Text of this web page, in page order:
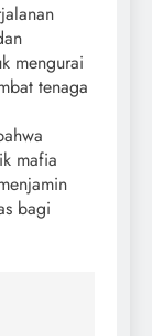
mengurai
tenaga
mafia
bagi